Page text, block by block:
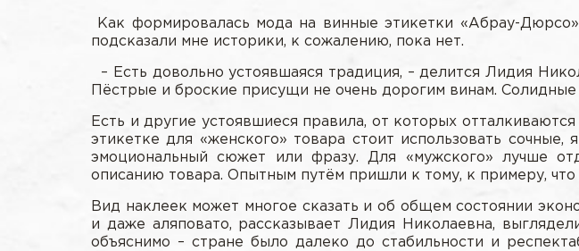
Как формировалась мода на винные этикетки «Абрау-
подсказали мне историки, к сожалению, пока нет.
– Есть довольно устоявшаяся традиция, – делится Лидия
Пёстрые и броские присущи не очень дорогим винам.
Есть и другие устоявшиеся правила, от которых
этикетке для «женского» товара стоит использовать
эмоциональный сюжет или фразу. Для «мужского» лучше
описанию товара. Опытным путём пришли к тому, к примеру,
Вид наклеек может многое сказать и об общем состоянии
и даже аляповато, рассказывает Лидия Николаевна,
объяснимо – стране было далеко до стабильности и